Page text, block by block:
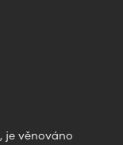
je věnováno